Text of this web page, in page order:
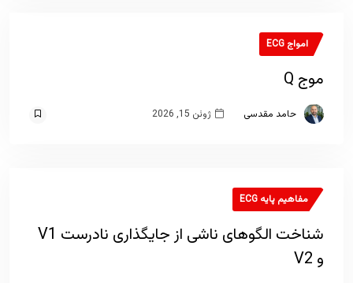
امواج ECG
موج Q
حامد مقدسی ژوئن 15, 2026
مفاهیم پایه ECG
شناخت الگوهای ناشی از جایگذاری نادرست V1
و V2